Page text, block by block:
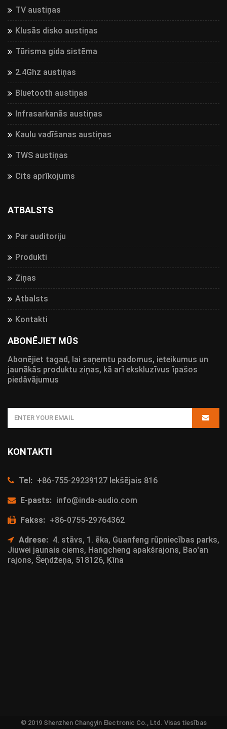
TV austiņas
Klusās disko austiņas
Tūrisma gida sistēma
2.4Ghz austiņas
Bluetooth austiņas
Infrasarkanās austiņas
Kaulu vadīšanas austiņas
TWS austiņas
Cits aprīkojums
ATBALSTS
Par auditoriju
Produkti
Ziņas
Atbalsts
Kontakti
ABONĒJIET MŪS
Abonējiet tagad, lai saņemtu padomus, ieteikumus un
jaunākās produktu ziņas, kā arī ekskluzīvus īpašos
piedāvājumus
KONTAKTI
Tel: +86-755-29239127 Iekšējais 816
E-pasts: info@inda-audio.com
Fakss: +86-0755-29764362
Adrese: 4. stāvs, 1. ēka, Guanfeng rūpniecības parks,
Jiuwei jaunais ciems, Hangcheng apakšrajons, Bao'an
rajons, Šeņdžeņa, 518126, Ķīna
© 2019 Shenzhen Changyin Electronic Co., Ltd. Visas tiesības